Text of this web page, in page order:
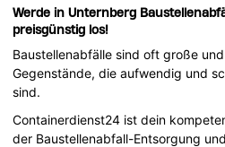
Werde in Unternberg
preisgünstig los!
Baustellenabfälle sind oft große
Gegenstände, die aufwendig und
sind.
Containerdienst24 ist dein
der Baustellenabfall-Entsorgung